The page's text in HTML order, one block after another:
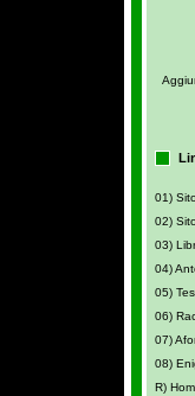
01)
02)
03)
04)
05)
06)
07)
08)
R)